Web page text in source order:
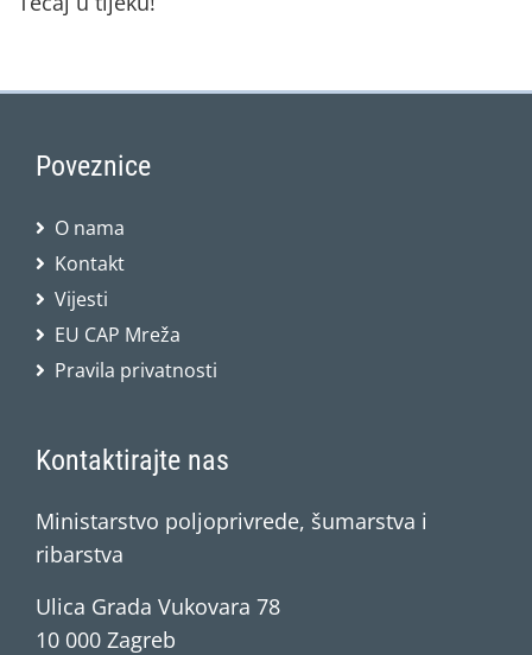
Poveznice
O nama
Kontakt
Vijesti
EU CAP Mreža
Pravila privatnosti
Kontaktirajte nas
Ministarstvo poljoprivrede, šumarstva i
ribarstva
Ulica Grada Vukovara 78
10 000 Zagreb